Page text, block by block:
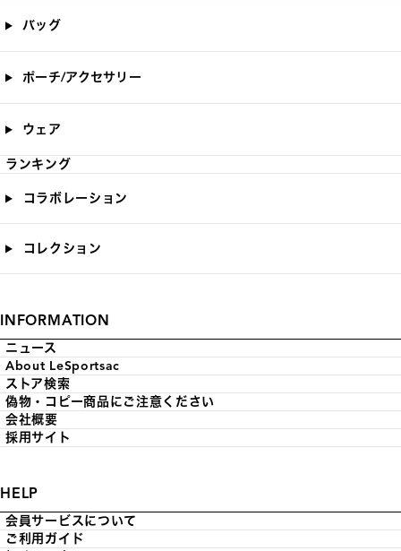
バッグ
ポーチ/アクセサリー
ウェア
ランキング
コラボレーション
コレクション
INFORMATION
ニュース
About LeSportsac
ストア検索
偽物・コピー商品にご注意ください
会社概要
採用サイト
HELP
会員サービスについて
ご利用ガイド